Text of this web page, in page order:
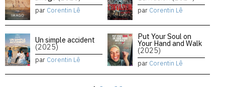
par Corentin Lê par Corentin Lê
Un simple accident
(2025)
par Corentin Lê
Put Your Soul on
Your Hand and Walk
(2025)
par Corentin Lê